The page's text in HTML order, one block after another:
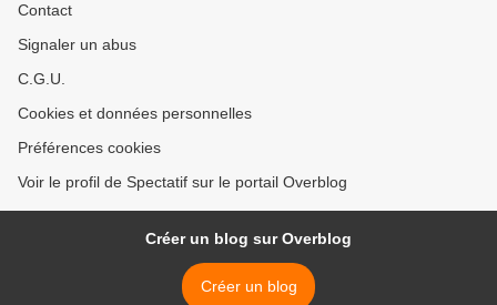
Contact
Signaler un abus
C.G.U.
Cookies et données personnelles
Préférences cookies
Voir le profil de Spectatif sur le portail Overblog
Créer un blog sur Overblog
Créer un blog